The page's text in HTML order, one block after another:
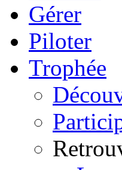
Gérer
Piloter
Trophée